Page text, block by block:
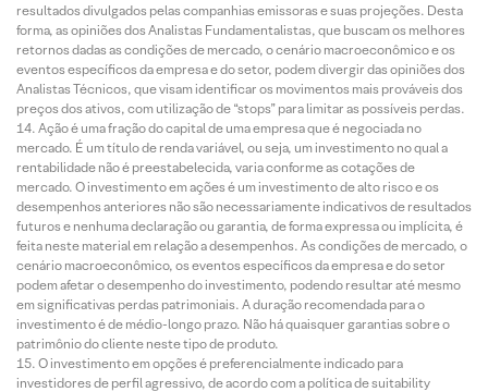
resultados divulgados pelas companhias emissoras e suas projeções. Desta
forma, as opiniões dos Analistas Fundamentalistas, que buscam os melhores
retornos dadas as condições de mercado, o cenário macroeconômico e os
eventos específicos da empresa e do setor, podem divergir das opiniões dos
Analistas Técnicos, que visam identificar os movimentos mais prováveis dos
preços dos ativos, com utilização de “stops” para limitar as possíveis perdas.
Ação é uma fração do capital de uma empresa que é negociada no
mercado. É um título de renda variável, ou seja, um investimento no qual a
rentabilidade não é preestabelecida, varia conforme as cotações de
mercado. O investimento em ações é um investimento de alto risco e os
desempenhos anteriores não são necessariamente indicativos de resultados
futuros e nenhuma declaração ou garantia, de forma expressa ou implícita, é
feita neste material em relação a desempenhos. As condições de mercado, o
cenário macroeconômico, os eventos específicos da empresa e do setor
podem afetar o desempenho do investimento, podendo resultar até mesmo
em significativas perdas patrimoniais. A duração recomendada para o
investimento é de médio-longo prazo. Não há quaisquer garantias sobre o
patrimônio do cliente neste tipo de produto.
O investimento em opções é preferencialmente indicado para
investidores de perfil agressivo, de acordo com a política de suitability